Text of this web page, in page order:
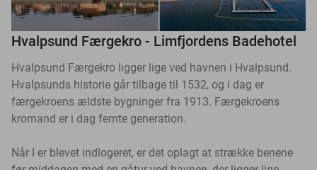
Hvalpsund Færgekro - Limfjordens Badehotel
Hvalpsund Færgekro ligger lige ved havnen i Hvalpsund.
Hvalpsunds historie går tilbage til 1532, og i dag er
færgekroens ældste bygninger fra 1913. Færgekroens
kromand er i dag femte generation.
Når I er blevet indlogeret, er det oplagt at strække benene